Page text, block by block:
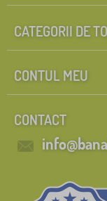
CATEGORII DE
CONTUL MEU
CONTACT